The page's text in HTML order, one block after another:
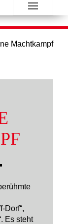
Machtkampf
Dorf“,
Es steht